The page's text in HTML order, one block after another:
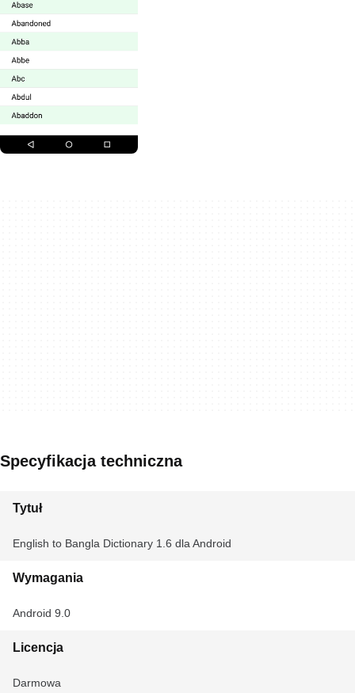
Specyfikacja techniczna
Tytuł
English to Bangla Dictionary 1.6 dla Android
Wymagania
Android 9.0
Licencja
Darmowa